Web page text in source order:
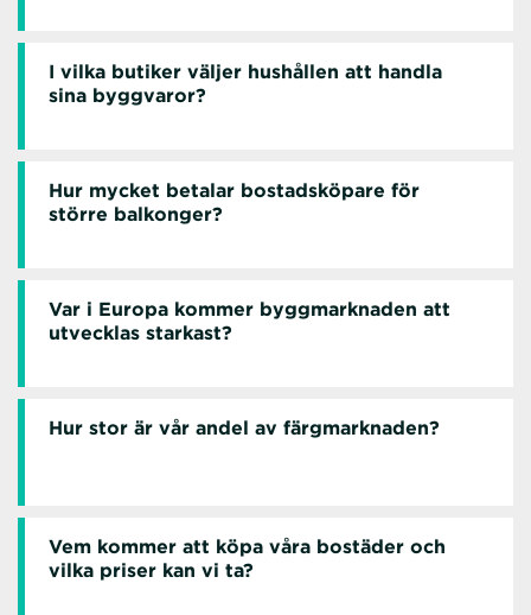
I vilka butiker väljer hushållen att handla
sina byggvaror?
Hur mycket betalar bostadsköpare för
större balkonger?
Var i Europa kommer byggmarknaden att
utvecklas starkast?
Hur stor är vår andel av färgmarknaden?
Vem kommer att köpa våra bostäder och
vilka priser kan vi ta?